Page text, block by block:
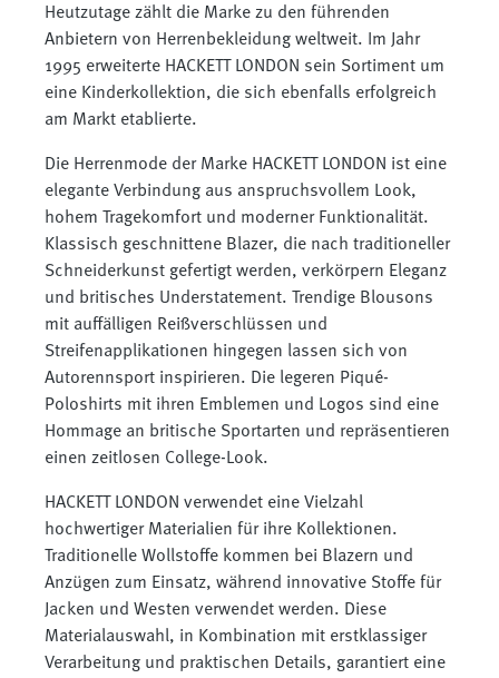
Heutzutage zählt die Marke zu den führenden
Anbietern von Herrenbekleidung weltweit. Im Jahr
1995 erweiterte HACKETT LONDON sein Sortiment um
eine Kinderkollektion, die sich ebenfalls erfolgreich
am Markt etablierte.
Die Herrenmode der Marke HACKETT LONDON ist eine
elegante Verbindung aus anspruchsvollem Look,
hohem Tragekomfort und moderner Funktionalität.
Klassisch geschnittene Blazer, die nach traditioneller
Schneiderkunst gefertigt werden, verkörpern Eleganz
und britisches Understatement. Trendige Blousons
mit auffälligen Reißverschlüssen und
Streifenapplikationen hingegen lassen sich von
Autorennsport inspirieren. Die legeren Piqué-
Poloshirts mit ihren Emblemen und Logos sind eine
Hommage an britische Sportarten und repräsentieren
einen zeitlosen College-Look.
HACKETT LONDON verwendet eine Vielzahl
hochwertiger Materialien für ihre Kollektionen.
Traditionelle Wollstoffe kommen bei Blazern und
Anzügen zum Einsatz, während innovative Stoffe für
Jacken und Westen verwendet werden. Diese
Materialauswahl, in Kombination mit erstklassiger
Verarbeitung und praktischen Details, garantiert eine